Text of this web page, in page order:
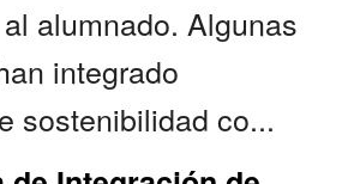
alumnado. Algunas
integrado
sostenibilidad co...